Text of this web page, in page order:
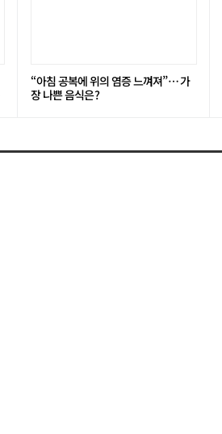
“아침 공복에 위의 염증 느껴져”… 가
장 나쁜 음식은?